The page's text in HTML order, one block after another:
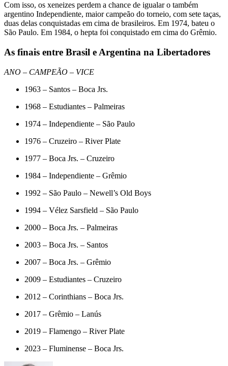
Com isso, os xeneizes perdem a chance de igualar o também
argentino Independiente, maior campeão do torneio, com sete taças,
duas delas conquistadas em cima de brasileiros. Em 1974, bateu o
São Paulo. Em 1984, o hepta foi conquistado em cima do Grêmio.
As finais entre Brasil e Argentina na Libertadores
ANO – CAMPEÃO – VICE
1963 – Santos – Boca Jrs.
1968 – Estudiantes – Palmeiras
1974 – Independiente – São Paulo
1976 – Cruzeiro – River Plate
1977 – Boca Jrs. – Cruzeiro
1984 – Independiente – Grêmio
1992 – São Paulo – Newell’s Old Boys
1994 – Vélez Sarsfield – São Paulo
2000 – Boca Jrs. – Palmeiras
2003 – Boca Jrs. – Santos
2007 – Boca Jrs. – Grêmio
2009 – Estudiantes – Cruzeiro
2012 – Corinthians – Boca Jrs.
2017 – Grêmio – Lanús
2019 – Flamengo – River Plate
2023 – Fluminense – Boca Jrs.